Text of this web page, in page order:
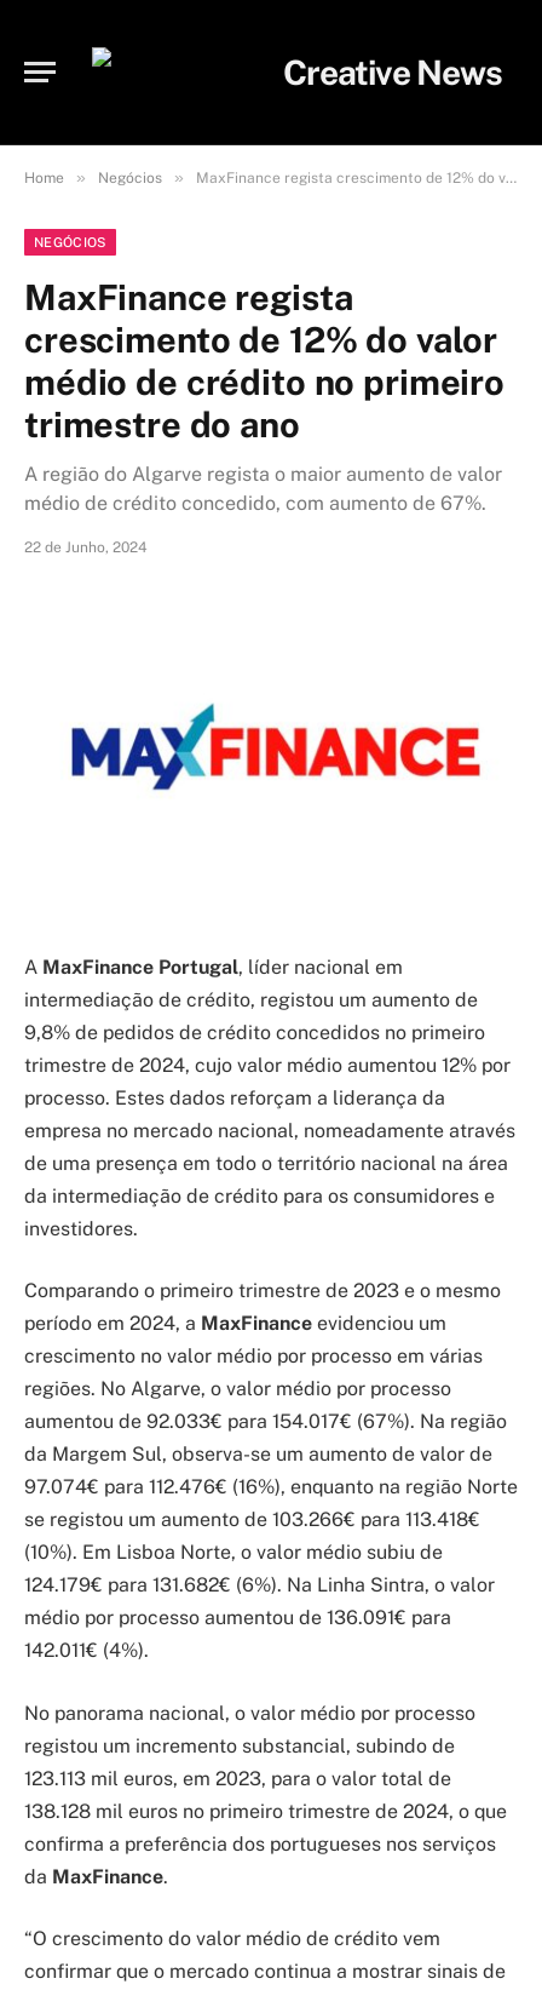
Home » Negócios » MaxFinance regista crescimento de 12% do valor médio de crédito no primeiro trimestre do ano
NEGÓCIOS
MaxFinance regista
crescimento de 12% do valor
médio de crédito no primeiro
trimestre do ano
A região do Algarve regista o maior aumento de valor
médio de crédito concedido, com aumento de 67%.
22 de Junho, 2024
A MaxFinance Portugal, líder nacional em
intermediação de crédito, registou um aumento de
9,8% de pedidos de crédito concedidos no primeiro
trimestre de 2024, cujo valor médio aumentou 12% por
processo. Estes dados reforçam a liderança da
empresa no mercado nacional, nomeadamente através
de uma presença em todo o território nacional na área
da intermediação de crédito para os consumidores e
investidores.
Comparando o primeiro trimestre de 2023 e o mesmo
período em 2024, a MaxFinance evidenciou um
crescimento no valor médio por processo em várias
regiões. No Algarve, o valor médio por processo
aumentou de 92.033€ para 154.017€ (67%). Na região
da Margem Sul, observa-se um aumento de valor de
97.074€ para 112.476€ (16%), enquanto na região Norte
se registou um aumento de 103.266€ para 113.418€
(10%). Em Lisboa Norte, o valor médio subiu de
124.179€ para 131.682€ (6%). Na Linha Sintra, o valor
médio por processo aumentou de 136.091€ para
142.011€ (4%).
No panorama nacional, o valor médio por processo
registou um incremento substancial, subindo de
123.113 mil euros, em 2023, para o valor total de
138.128 mil euros no primeiro trimestre de 2024, o que
confirma a preferência dos portugueses nos serviços
da MaxFinance.
“O crescimento do valor médio de crédito vem
confirmar que o mercado continua a mostrar sinais de